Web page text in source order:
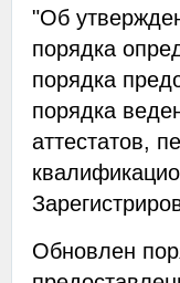
"Об
порядка
порядка
порядка
аттестатов,
Обновлен